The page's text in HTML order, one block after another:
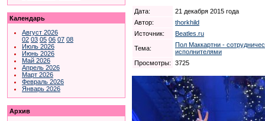
Календарь
Август 2026
02 03 05 06 07 08
Июль 2026
Июнь 2026
Май 2026
Апрель 2026
Март 2026
Февраль 2026
Январь 2026
Архив
Дата:
21 декабря 2015 года
Автор:
thorkhild
Источник:
Beatles.ru
Тема:
Пол Маккартни -
исполнителями
Просмотры:
3725